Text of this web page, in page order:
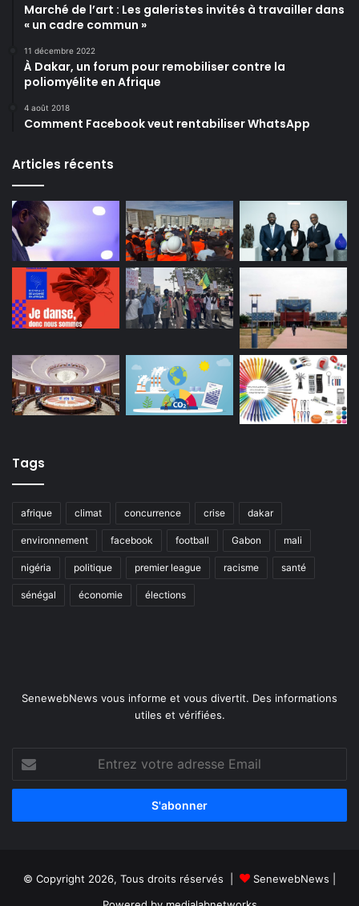
Marché de l’art : Les galeristes invités à travailler dans
« un cadre commun »
11 décembre 2022
À Dakar, un forum pour remobiliser contre la
poliomyélite en Afrique
4 août 2018
Comment Facebook veut rentabiliser WhatsApp
Articles récents
Tags
afrique climat concurrence crise dakar
environnement facebook football Gabon mali
nigéria politique premier league racisme santé
sénégal économie élections
SenewebNews vous informe et vous divertit. Des informations
utiles et vérifiées.
votre
adresse
© Copyright 2026, Tous droits réservés | SenewebNews